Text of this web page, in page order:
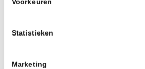
Statistieken
Marketing